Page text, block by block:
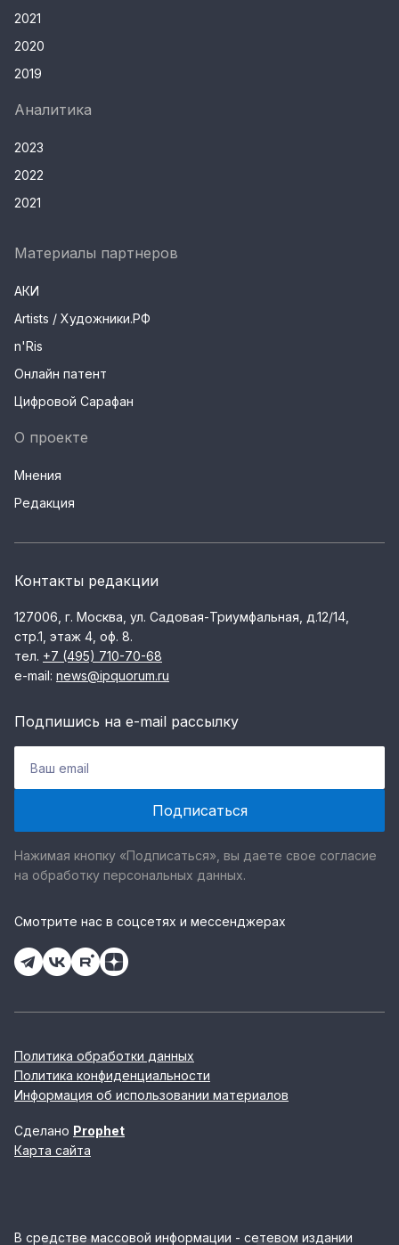
2021
2020
2019
Аналитика
2023
2022
2021
Материалы партнеров
АКИ
Artists / Художники.РФ
n'Ris
Онлайн патент
Цифровой Сарафан
О проекте
Мнения
Редакция
Контакты редакции
127006, г. Москва, ул. Садовая-Триумфальная, д.12/14,
стр.1, этаж 4, оф. 8.
тел. +7 (495) 710-70-68
e-mail: news@ipquorum.ru
Подпишись на e-mail рассылку
Нажимая кнопку «Подписаться», вы даете свое согласие
на обработку персональных данных.
Смотрите нас в соцсетях и мессенджерах
Политика обработки данных
Политика конфиденциальности
Информация об использовании материалов
Сделано Prophet
Карта сайта
В средстве массовой информации - сетевом издании